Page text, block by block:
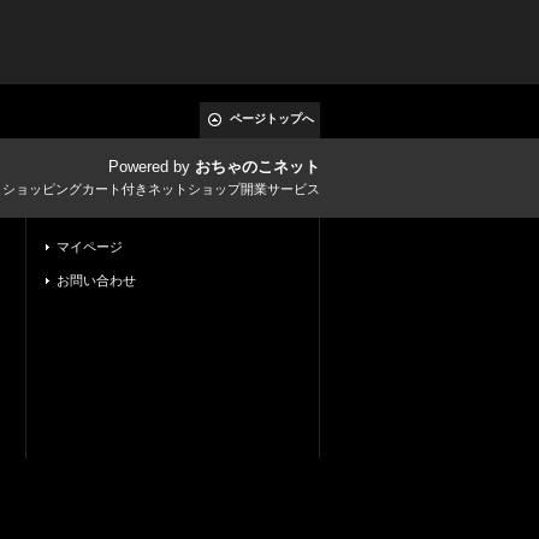
ページトップへ
Powered by おちゃのこネット
ョッピングカート付きネットショップ開業サービス
マイページ
お問い合わせ